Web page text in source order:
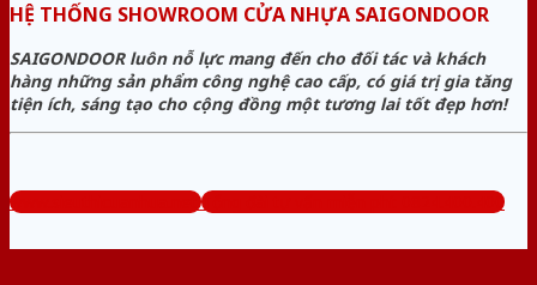
HỆ THỐNG SHOWROOM CỬA NHỰA SAIGONDOOR
SAIGONDOOR luôn nỗ lực mang đến cho đối tác và khách
hàng những sản phẩm công nghệ cao cấp, có giá trị gia tăng
tiện ích, sáng tạo cho cộng đồng một tương lai tốt đẹp hơn!
www.sieuthicuanhua.net Tổng đài tư vấn miễn phí: 0824.400.400